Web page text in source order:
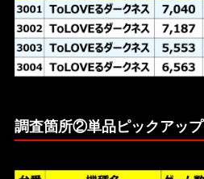
調査箇所②単品ピックアップ